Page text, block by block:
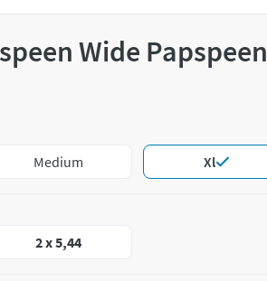
Wide Papspeen
Medium Xl
2 x 5,44